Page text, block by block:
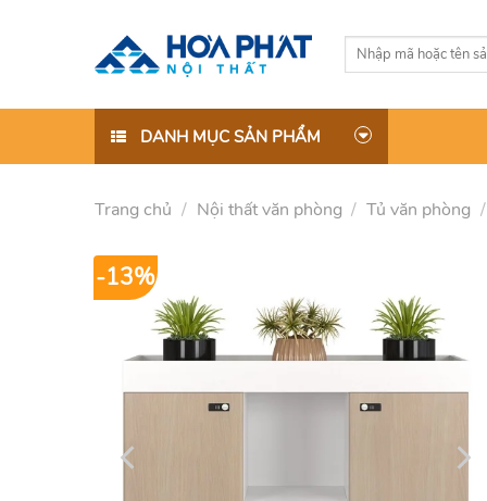
Tìm
DANH MỤC SẢN PHẨM
Trang chủ / Nội thất văn phòng / Tủ văn phòng /
-13%